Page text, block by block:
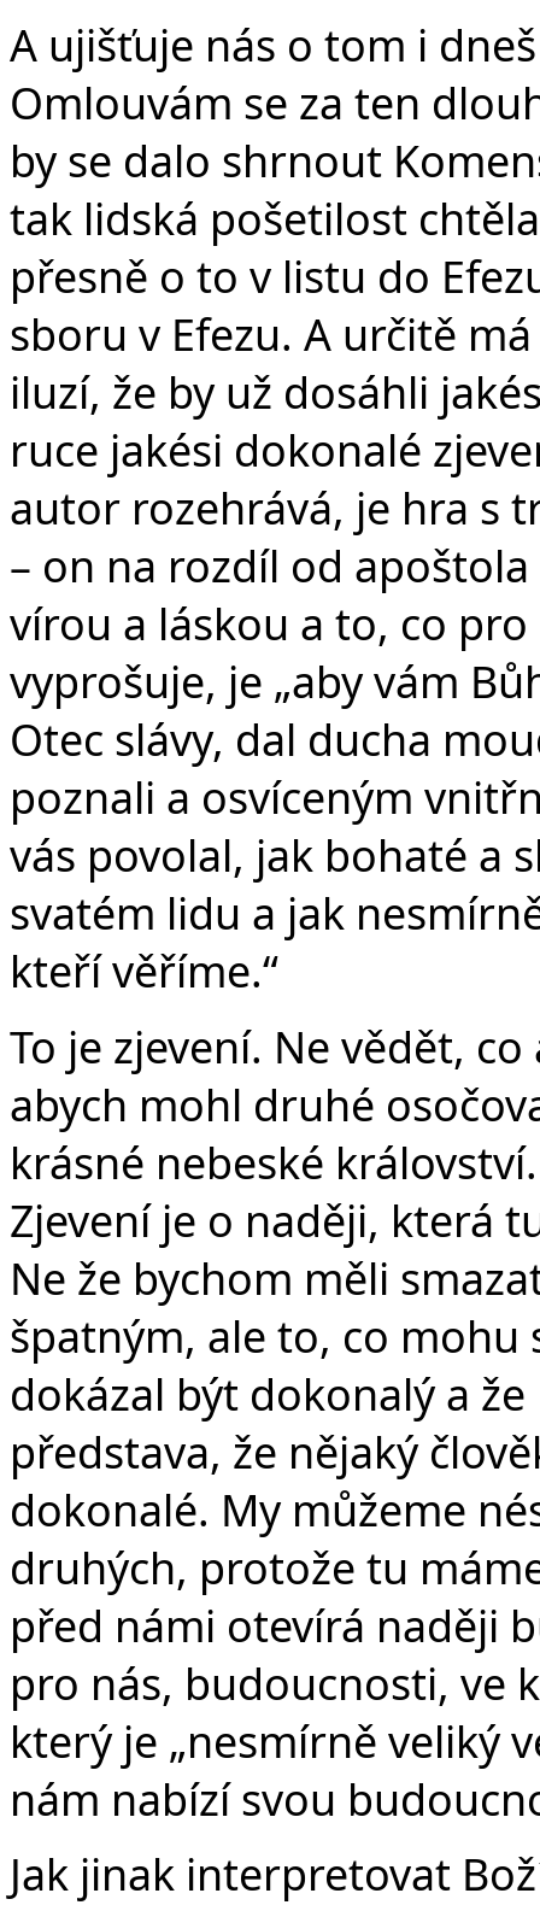
A ujišťuje nás o tom i
Omlouvám se za ten
by se dalo shrnout
tak lidská pošetilost
přesně o to v listu do
sboru v Efezu. A určitě
iluzí, že by už dosáhli
ruce jakési dokonalé
autor rozehrává, je hra s
– on na rozdíl od
vírou a láskou a to, co
vyprošuje, je „aby vám
Otec slávy, dal ducha
poznali a osvíceným
vás povolal, jak bohaté a
svatém lidu a jak
kteří věříme.“
To je zjevení. Ne vědět,
abych mohl druhé
krásné nebeské
Zjevení je o naději, která
Ne že bychom měli
špatným, ale to, co mohu
dokázal být dokonalý a
představa, že nějaký
dokonalé. My můžeme
druhých, protože tu
před námi otevírá naději
pro nás, budoucnosti, ve
který je „nesmírně veliký
nám nabízí svou
Jak jinak interpretovat